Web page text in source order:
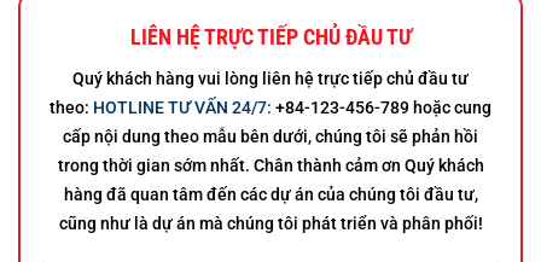
LIÊN HỆ TRỰC TIẾP CHỦ ĐẦU TƯ
Quý khách hàng vui lòng liên hệ trực tiếp chủ đầu tư
theo: HOTLINE TƯ VẤN 24/7: +84-123-456-789 hoặc cung
cấp nội dung theo mẫu bên dưới, chúng tôi sẽ phản hồi
trong thời gian sớm nhất. Chân thành cảm ơn Quý khách
hàng đã quan tâm đến các dự án của chúng tôi đầu tư,
cũng như là dự án mà chúng tôi phát triển và phân phối!